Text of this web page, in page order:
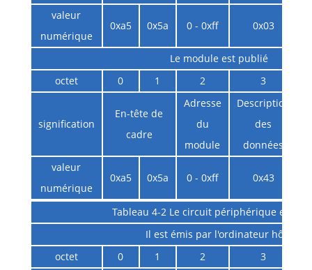
valeur
numérique
0xa5 0x5a 0 - 0xff 0x03
Le module est publié
octet
0 1 2 3
signification
En-tête de
cadre
Adresse
du
module
Description
des
données
valeur
numérique
0xa5 0x5a 0 - 0xff 0x43
Tableau 4-2 Le circuit périphérique est
Il est émis par l'ordinateur hôte
octet
0 1 2 3